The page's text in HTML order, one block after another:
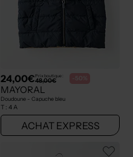
24,00€Prix boutique :
48,00€ -50%
MAYORAL
Doudoune - Capuche bleu
T : 4 A
ACHAT EXPRESS